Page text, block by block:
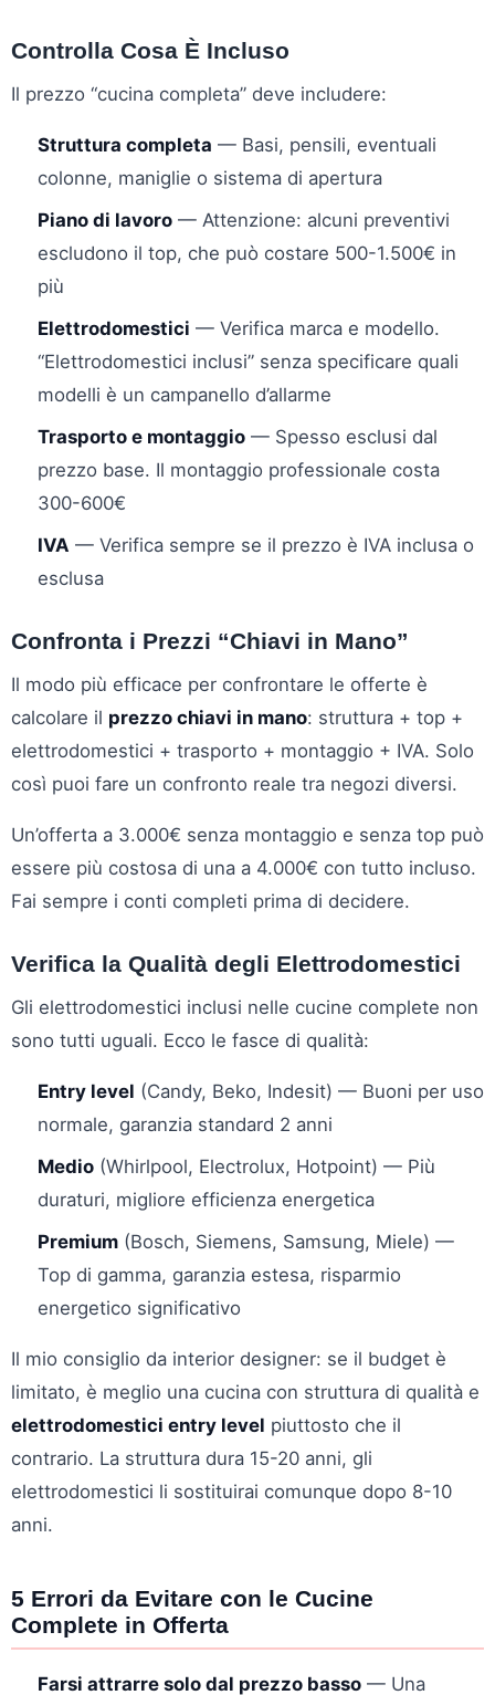
Controlla Cosa È Incluso
Il prezzo “cucina completa” deve includere:
Struttura completa — Basi, pensili, eventuali
colonne, maniglie o sistema di apertura
Piano di lavoro — Attenzione: alcuni preventivi
escludono il top, che può costare 500-1.500€ in
più
Elettrodomestici — Verifica marca e modello.
“Elettrodomestici inclusi” senza specificare quali
modelli è un campanello d’allarme
Trasporto e montaggio — Spesso esclusi dal
prezzo base. Il montaggio professionale costa
300-600€
IVA — Verifica sempre se il prezzo è IVA inclusa o
esclusa
Confronta i Prezzi “Chiavi in Mano”
Il modo più efficace per confrontare le offerte è
calcolare il prezzo chiavi in mano: struttura + top +
elettrodomestici + trasporto + montaggio + IVA. Solo
così puoi fare un confronto reale tra negozi diversi.
Un’offerta a 3.000€ senza montaggio e senza top può
essere più costosa di una a 4.000€ con tutto incluso.
Fai sempre i conti completi prima di decidere.
Verifica la Qualità degli Elettrodomestici
Gli elettrodomestici inclusi nelle cucine complete non
sono tutti uguali. Ecco le fasce di qualità:
Entry level (Candy, Beko, Indesit) — Buoni per uso
normale, garanzia standard 2 anni
Medio (Whirlpool, Electrolux, Hotpoint) — Più
duraturi, migliore efficienza energetica
Premium (Bosch, Siemens, Samsung, Miele) —
Top di gamma, garanzia estesa, risparmio
energetico significativo
Il mio consiglio da interior designer: se il budget è
limitato, è meglio una cucina con struttura di qualità e
elettrodomestici entry level piuttosto che il
contrario. La struttura dura 15-20 anni, gli
elettrodomestici li sostituirai comunque dopo 8-10
anni.
5 Errori da Evitare con le Cucine
Complete in Offerta
Farsi attrarre solo dal prezzo basso — Una